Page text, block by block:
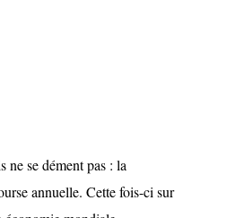
se dément pas : la
annuelle. Cette fois-ci sur